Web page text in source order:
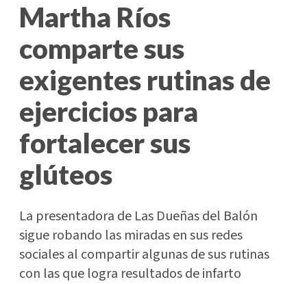
Martha Ríos
comparte sus
exigentes rutinas de
ejercicios para
fortalecer sus
glúteos
La presentadora de Las Dueñas del Balón
sigue robando las miradas en sus redes
sociales al compartir algunas de sus rutinas
con las que logra resultados de infarto